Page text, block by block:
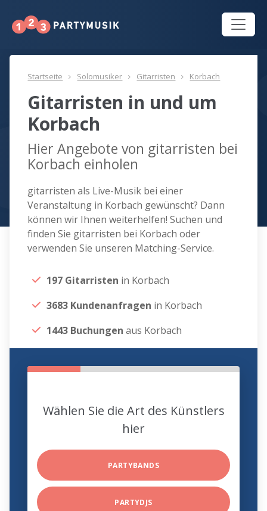
Startseite Solomusiker Gitarristen Korbach
Gitarristen in und um
Korbach
Hier Angebote von gitarristen bei
Korbach einholen
gitarristen als Live-Musik bei einer
Veranstaltung in Korbach gewünscht? Dann
können wir Ihnen weiterhelfen! Suchen und
finden Sie gitarristen bei Korbach oder
verwenden Sie unseren Matching-Service.
197 Gitarristen in Korbach
3683 Kundenanfragen in Korbach
1443 Buchungen aus Korbach
Wählen Sie die Art des Künstlers
hier
PARTYBANDS
PARTYDJS